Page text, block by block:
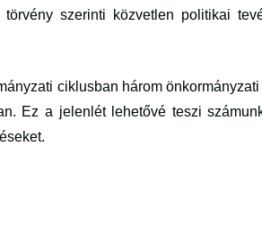
szerinti közvetlen politikai
ciklusban három
Ez a jelenlét lehetővé teszi